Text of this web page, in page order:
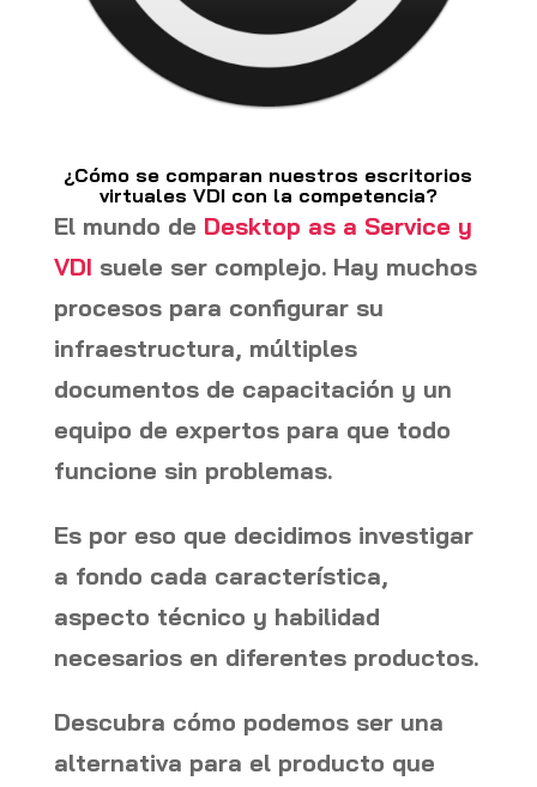
¿Cómo se comparan nuestros escritorios
virtuales VDI con la competencia?
El mundo de Desktop as a Service y
VDI suele ser complejo. Hay muchos
procesos para configurar su
infraestructura, múltiples
documentos de capacitación y un
equipo de expertos para que todo
funcione sin problemas.
Es por eso que decidimos investigar
a fondo cada característica,
aspecto técnico y habilidad
necesarios en diferentes productos.
Descubra cómo podemos ser una
alternativa para el producto que